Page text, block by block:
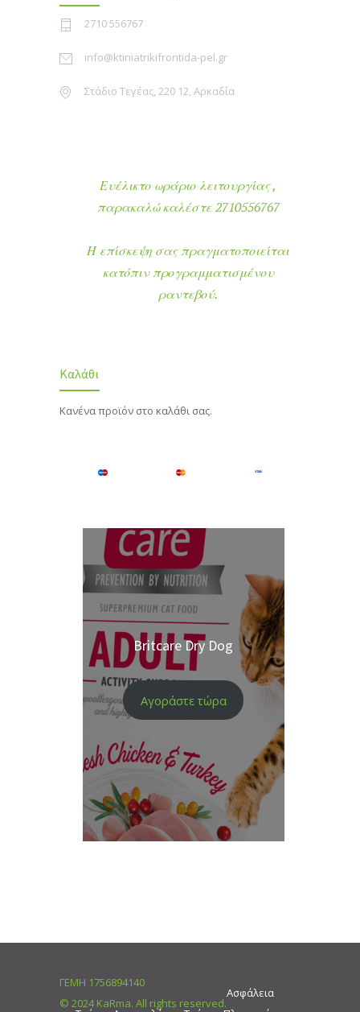
2710 556767
info@ktiniatrikifrontida-pel.gr
Στάδιο Τεγέας, 220 12, Αρκαδία
Ευέλικτο ωράριο λειτουργίας ,
παρακαλώ καλέστε 2710556767
Η επίσκεψη σας πραγματοποιείται
κατόπιν προγραμματισμένου
ραντεβού.
Καλάθι
Κανένα προϊόν στο καλάθι σας.
Britcare Dry Dog
Αγοράστε τώρα
ΓΕΜΗ 1756894140
© 2024 KaRma. All rights reserved.
Ασφάλεια